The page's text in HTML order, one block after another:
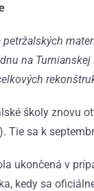
petržalských
na
školy znovu
Tie sa k
ukončená v
kedy sa